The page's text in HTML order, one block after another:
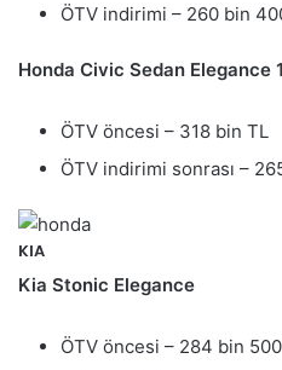
ÖTV indirimi – 260 bin
Honda Civic Sedan Elegance
ÖTV öncesi – 318 bin TL
ÖTV indirimi sonrası –
KIA
Kia Stonic Elegance
ÖTV öncesi – 284 bin